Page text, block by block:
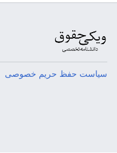
سیاست حفظ حریم خصوصی